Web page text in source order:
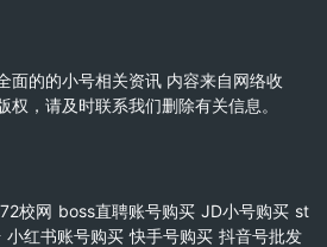
面的的小号相关资讯 内容来自网络收
，请及时联系我们删除有关信息。
72校网 boss直聘账号购买 JD小号购买 st
小红书账号购买 快手号购买 抖音号批发